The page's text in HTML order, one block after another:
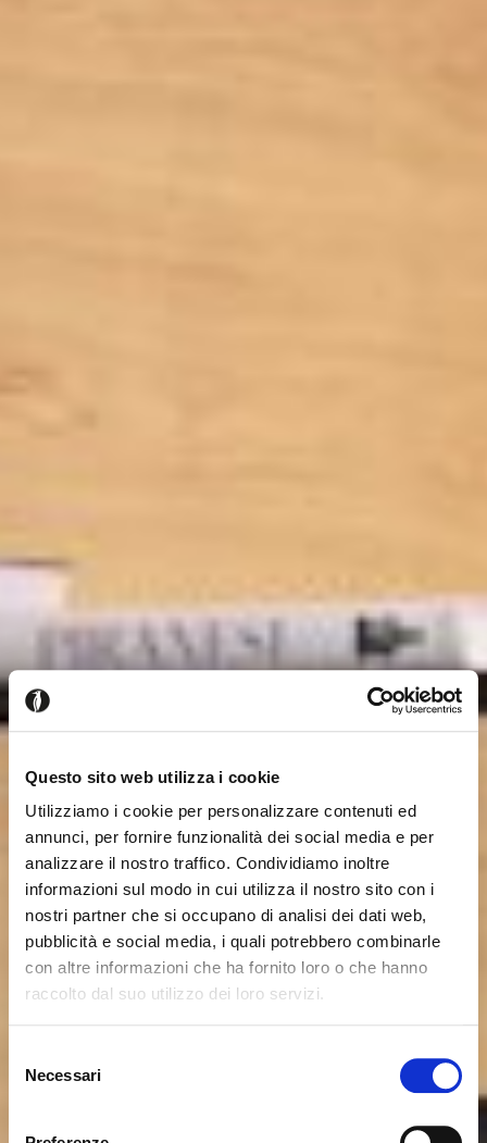
Questo sito web utilizza i cookie
Utilizziamo i cookie per personalizzare contenuti ed
annunci, per fornire funzionalità dei social media e per
analizzare il nostro traffico. Condividiamo inoltre
informazioni sul modo in cui utilizza il nostro sito con i
nostri partner che si occupano di analisi dei dati web,
pubblicità e social media, i quali potrebbero combinarle
con altre informazioni che ha fornito loro o che hanno
raccolto dal suo utilizzo dei loro servizi.
delNecessari
Seems like you’re browsing from Close
United Kingdom. Would you like to switch to the site in
Invalid username or password. Remember that the